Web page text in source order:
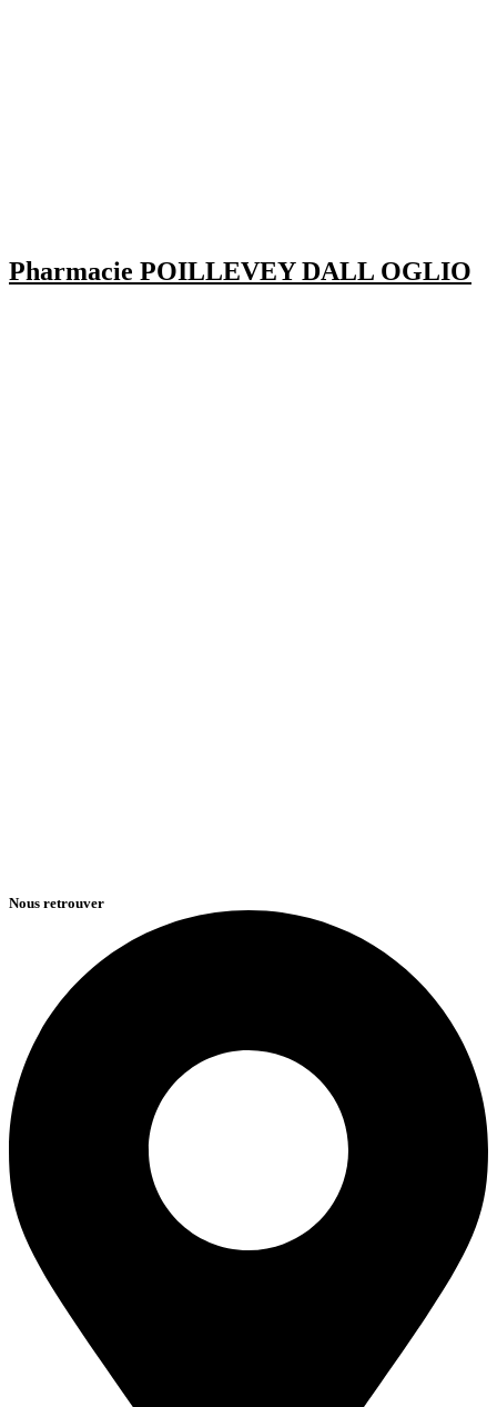
Pharmacie POILLEVEY DALL OGLIO
Nous retrouver